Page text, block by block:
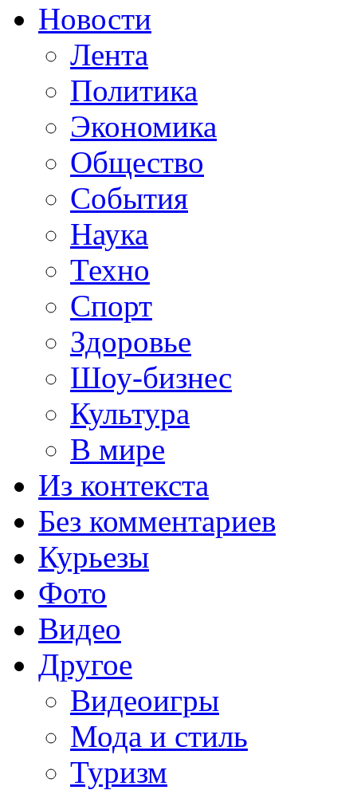
Новости
Лента
Политика
Экономика
Общество
События
Наука
Техно
Спорт
Здоровье
Шоу-бизнес
Культура
В мире
Из контекста
Без комментариев
Курьезы
Фото
Видео
Другое
Видеоигры
Мода и стиль
Туризм